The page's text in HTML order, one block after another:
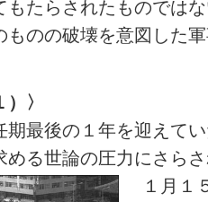
もたらされたものでは
ものの破壊を意図した
〉
期最後の１年を迎えて
める世論の圧力にさら
１月１